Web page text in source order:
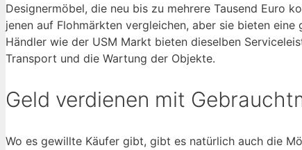
Designermöbel, die neu bis zu mehrere Tausend Euro
jenen auf Flohmärkten vergleichen, aber sie bieten
Händler wie der USM Markt bieten dieselben
Transport und die Wartung der Objekte.
Geld verdienen mit
Wo es gewillte Käufer gibt, gibt es natürlich auch die